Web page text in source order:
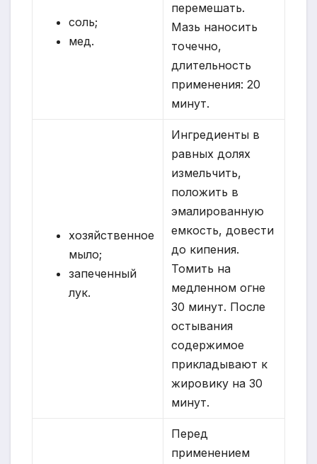
соль;
мед.
перемешать.
Мазь наносить
точечно,
длительность
применения: 20
минут.
хозяйственное
мыло;
запеченный
лук.
Ингредиенты в
равных долях
измельчить,
положить в
эмалированную
емкость, довести
до кипения.
Томить на
медленном огне
30 минут. После
остывания
содержимое
прикладывают к
жировику на 30
минут.
Перед
применением